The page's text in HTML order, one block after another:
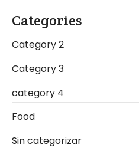
Categories
Category 2
Category 3
category 4
Food
Sin categorizar